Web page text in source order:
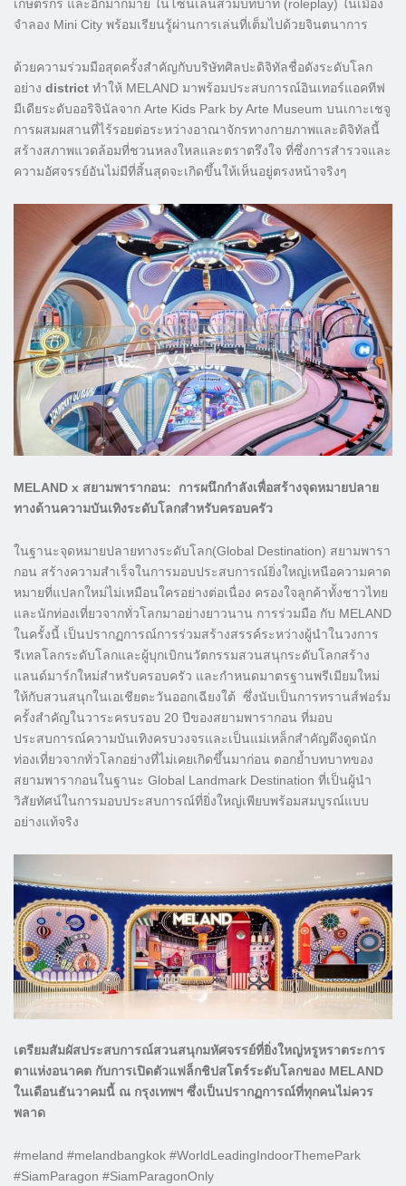
เกษตรกร และอีกมากมาย ในโซนเล่นสวมบทบาท (roleplay) ในเมือง
จำลอง Mini City พร้อมเรียนรู้ผ่านการเล่นที่เต็มไปด้วยจินตนาการ
ด้วยความร่วมมือสุดครั้งสำคัญกับบริษัทศิลปะดิจิทัลชื่อดังระดับโลก
อย่าง district ทำให้ MELAND มาพร้อมประสบการณ์อินเทอร์แอคทีฟ
มีเดียระดับออริจินัลจาก Arte Kids Park by Arte Museum บนเกาะเชจู
การผสมผสานที่ไร้รอยต่อระหว่างอาณาจักรทางกายภาพและดิจิทัลนี้
สร้างสภาพแวดล้อมที่ชวนหลงใหลและตราตรึงใจ ที่ซึ่งการสำรวจและ
ความอัศจรรย์อันไม่มีที่สิ้นสุดจะเกิดขึ้นให้เห็นอยู่ตรงหน้าจริงๆ
MELAND x สยามพารากอน: การผนึกกำลังเพื่อสร้างจุดหมายปลาย
ทางด้านความบันเทิงระดับโลกสำหรับครอบครัว
ในฐานะจุดหมายปลายทางระดับโลก(Global Destination) สยามพารา
กอน สร้างความสำเร็จในการมอบประสบการณ์ยิ่งใหญ่เหนือความคาด
หมายที่แปลกใหม่ไม่เหมือนใครอย่างต่อเนื่อง ครองใจลูกค้าทั้งชาวไทย
และนักท่องเที่ยวจากทั่วโลกมาอย่างยาวนาน การร่วมมือ กับ MELAND
ในครั้งนี้ เป็นปรากฏการณ์การร่วมสร้างสรรค์ระหว่างผู้นำในวงการ
รีเทลโลกระดับโลกและผู้บุกเบิกนวัตกรรมสวนสนุกระดับโลกสร้าง
แลนด์มาร์กใหม่สำหรับครอบครัว และกำหนดมาตรฐานพรีเมียมใหม่
ให้กับสวนสนุกในเอเชียตะวันออกเฉียงใต้ ซึ่งนับเป็นการทรานส์ฟอร์ม
ครั้งสำคัญในวาระครบรอบ 20 ปีของสยามพารากอน ที่มอบ
ประสบการณ์ความบันเทิงครบวงจรและเป็นแม่เหล็กสำคัญดึงดูดนัก
ท่องเที่ยวจากทั่วโลกอย่างที่ไม่เคยเกิดขึ้นมาก่อน ตอกย้ำบทบาทของ
สยามพารากอนในฐานะ Global Landmark Destination ที่เป็นผู้นำ
วิสัยทัศน์ในการมอบประสบการณ์ที่ยิ่งใหญ่เพียบพร้อมสมบูรณ์แบบ
อย่างแท้จริง
เตรียมสัมผัสประสบการณ์สวนสนุกมหัศจรรย์ที่ยิ่งใหญ่หรูหราตระการ
ตาแห่งอนาคต กับการเปิดตัวแฟล็กชิปสโตร์ระดับโลกของ MELAND
ในเดือนธันวาคมนี้ ณ กรุงเทพฯ ซึ่งเป็นปรากฏการณ์ที่ทุกคนไม่ควร
พลาด
#meland #melandbangkok #WorldLeadingIndoorThemePark
#SiamParagon #SiamParagonOnly